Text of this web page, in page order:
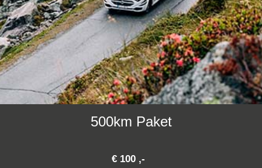
500km Paket
€ 100 ,-